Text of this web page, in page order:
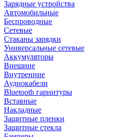
Зарядные устройства
Автомобильные
Беспроводные
Сетевые
Стаканы зарядки
Универсальные сетевые
Аккумуляторы
Внешние
Внутренние
Аудиокабели
Bluetooth гарнитуры
Вставные
Накладные
Защитные пленки
Защитные стекла